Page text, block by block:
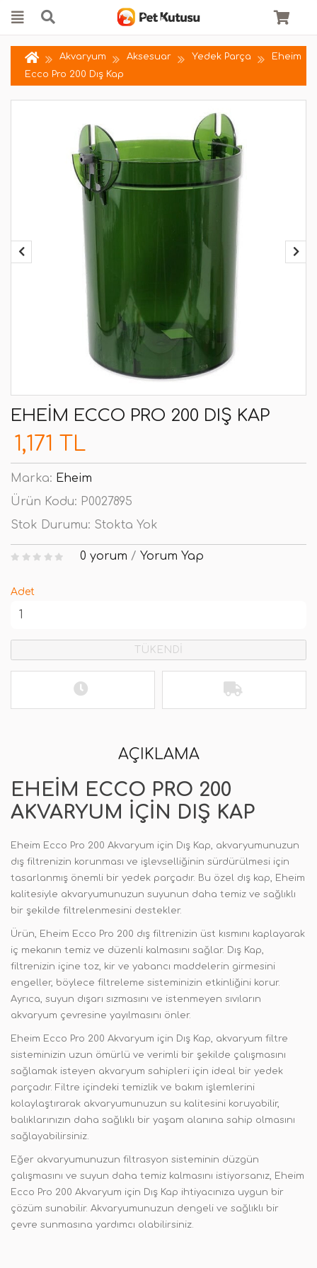
Akvaryum Aksesuar Yedek Parça
Eheim
Ecco Pro 200 Dış Kap
EHEIM ECCO PRO 200 DIŞ KAP
1,171 TL
Marka: Eheim
Ürün Kodu: P0027895
Stok Durumu: Stokta Yok
0 yorum / Yorum Yap
Adet
TÜKENDİ
AÇIKLAMA
EHEIM ECCO PRO 200
AKVARYUM IÇIN DIŞ KAP
Eheim Ecco Pro 200 Akvaryum için Dış Kap, akvaryumunuzun
dış filtrenizin korunması ve işlevselliğinin sürdürülmesi için
tasarlanmış önemli bir yedek parçadır. Bu özel dış kap, Eheim
kalitesiyle akvaryumunuzun suyunun daha temiz ve sağlıklı
bir şekilde filtrelenmesini destekler.
Ürün, Eheim Ecco Pro 200 dış filtrenizin üst kısmını kaplayarak
iç mekanın temiz ve düzenli kalmasını sağlar. Dış Kap,
filtrenizin içine toz, kir ve yabancı maddelerin girmesini
engeller, böylece filtreleme sisteminizin etkinliğini korur.
Ayrıca, suyun dışarı sızmasını ve istenmeyen sıvıların
akvaryum çevresine yayılmasını önler.
Eheim Ecco Pro 200 Akvaryum için Dış Kap, akvaryum filtre
sisteminizin uzun ömürlü ve verimli bir şekilde çalışmasını
sağlamak isteyen akvaryum sahipleri için ideal bir yedek
parçadır. Filtre içindeki temizlik ve bakım işlemlerini
kolaylaştırarak akvaryumunuzun su kalitesini koruyabilir,
balıklarınızın daha sağlıklı bir yaşam alanına sahip olmasını
sağlayabilirsiniz.
Eğer akvaryumunuzun filtrasyon sisteminin düzgün
çalışmasını ve suyun daha temiz kalmasını istiyorsanız, Eheim
Ecco Pro 200 Akvaryum için Dış Kap ihtiyacınıza uygun bir
çözüm sunabilir. Akvaryumunuzun dengeli ve sağlıklı bir
çevre sunmasına yardımcı olabilirsiniz.